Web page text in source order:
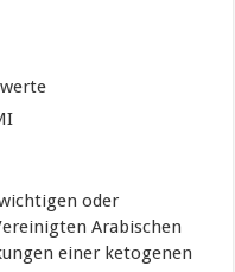
oder
Arabischen
einer ketogenen